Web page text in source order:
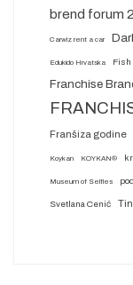
brend forum
Carwiz rent a car
Edukido Hrvatska Fish
Franchise
Franšiza godine
Koykan KOYKAN®
Museum of Selfies
Svetlana Cenić